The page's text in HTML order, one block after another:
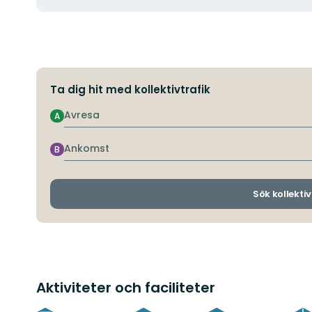
Ta dig hit med kollektivtrafik
Avresa
A
Ankomst
B
Sök
Aktiviteter och faciliteter